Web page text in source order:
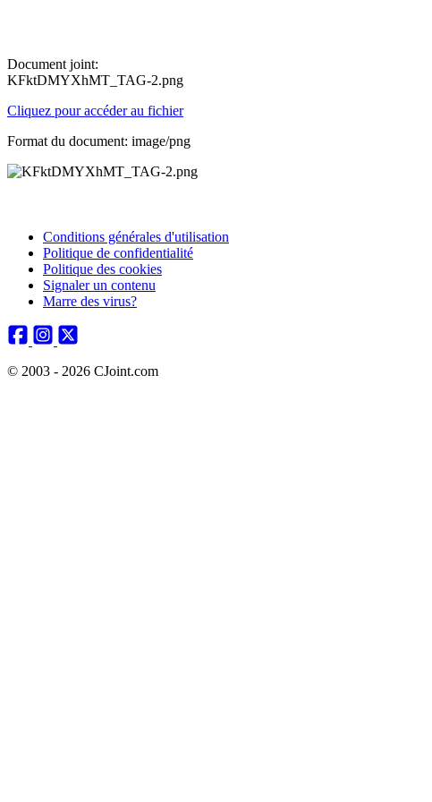
Document joint:
KFktDMYXhMT_TAG-2.png
Cliquez pour accéder au fichier
Format du document: image/png
Conditions générales d'utilisation
Politique de confidentialité
Politique des cookies
Signaler un contenu
Marre des virus?
© 2003 - 2026 CJoint.com